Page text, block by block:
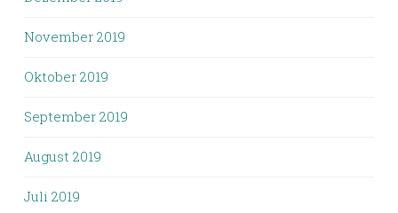
November 2019
Oktober 2019
September 2019
August 2019
Juli 2019